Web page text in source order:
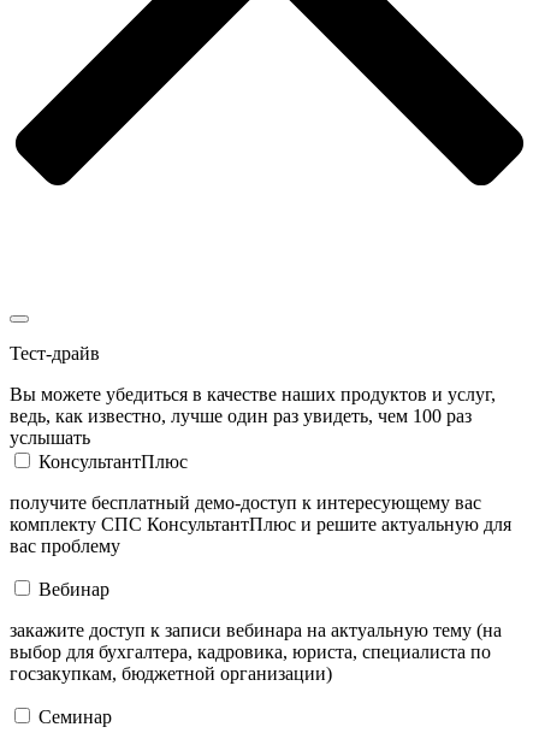
Тест-драйв
Вы можете убедиться в качестве наших продуктов и услуг,
ведь, как известно, лучше один раз увидеть, чем 100 раз
услышать
КонсультантПлюс
получите бесплатный демо-доступ к интересующему вас
комплекту СПС КонсультантПлюс и решите актуальную для
вас проблему
Вебинар
закажите доступ к записи вебинара на актуальную тему (на
выбор для бухгалтера, кадровика, юриста, специалиста по
госзакупкам, бюджетной организации)
Семинар